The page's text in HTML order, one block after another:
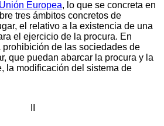
Europea, lo que se concreta en
tres ámbitos concretos de
el relativo a la existencia de una
el ejercicio de la procura. En
de las sociedades de
que puedan abarcar la procura y la
la modificación del sistema de